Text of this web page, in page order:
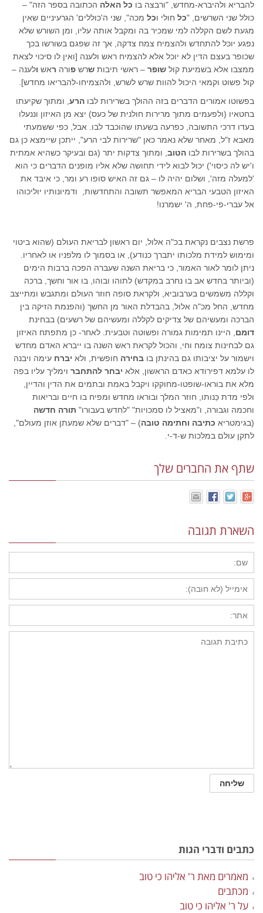
להבריא ולהיברא-מחדש, "ורבצה בו כל האלה הכתובה בספר הזה" –
כולל שני השרשים, "כל חולי וכל מכה", שני ה'כוללים' הגרעיניים שאין
מגעת לשם הקללה למי שמכיר בה ומקבל אותה עליו, ומן השורש שלא
נפגע יוכל להתחדש ולהצמיח צמח צדקה, אך זה שפגם בשורשו בכך
שכופר בעצם הדין לא יוכל אלא להצמיח ראש ולענה [ואין לו סיכוי לצאת
ממצבו אלא בשמיעת קול שופר – ראשי תיבות שרש פורה ראש ולענה –
קול פשוט וקמאי היכול להוות שרש לשרש, ולהצמיחו-להבריאו מחדש].
בפשוטו אמורים הדברים בזה ההולך בשרירות לבו הרע , ומתוך שקיעתו
בחטאיו (ולפעמים מתוך מרירות חולנית של כעס) יצא מן האיזון וננעלו
בעדו דרכי התשובה, כפרעה בשעתו שהוכבד לבו. אבל, כפי ששמעתי
מאבא ז"ל, מאחר שלא נאמר כאן "שרירות לבי הרע", ייתכן שיימצא כן גם
בהולך בשרירות לבו הטוב , ומתוך צדקות יתר (גם ובעיקר כשהיא אמתית
ו'יש לה כיסוי') יכול לבוא לידי תחושה שלא אליו מופנים הדברים כי הוא
'למעלה מזה', ושלום יהיה לו – גם זה האיש סופו רע ומר, כי איבד את
האיזון הטבעי הבריא המאפשר תשובה והתחדשות, ודמיונותיו יוליכוהו
אל עברי-פי-פחת, ה' ישמרנו!
פרשת נצבים נקראת בכ"ה אלול, יום ראשון לבריאת העולם (שהוא ביטוי
ומימוש למידת מלכותו יתברך כנודע), או בסמוך לו מלפניו או לאחריו.
ניתן לומר לאור האמור, כי בריאת השנה שעברה הפכה ברבות הימים
(וביותר בחדש אב בו נחרב במקדש) לתוהו ובוהו, בו אור וחשך, ברכה
וקללה משמשים בערבוביא, ולקראת סופה חוזר העולם ומתגבש ומתייצב
מחדש, החל מכ"ה אלול, בהבדלת האור מן החשך (והפנמת הזיקה בין
הברכה ומעשיהם של צדיקים לקללה ומעשיהם של רשעים) בבחינת
דומם , היינו תמימות גמורה ופשוטה וטבעית. לאחר- כן מתפתח האיזון
גם לבחינות צומח וחי, והכול לקראת ראש השנה בו ייברא האדם מחדש
וישמור על יציבותו גם בהינתן בו בחירה חופשית, ולא יברח עימה ויבנה
לו עלמא דפירודא כאדם הראשון, אלא יבחר להתחבר וימליך עליו בפה
מלא את בוראו-שופטו-מחוקקו ויקבל באמת ובתמים את הדין והדיין,
ולפי מדת כֵּנותו, חוזר המלך ובוראו מחדש ומפיח בו חיים ובריאות
וחכמה וגבורה, ו"מאציל לו סמכויות" "לחדש בעבורו" תורה חדשה
(בגימטריא כתיבה וחתימה טובה) – "דברים שלא שמעתן אוזן מעולם",
לתקן עולם במלכות ש-ד-י.
שתף את החברים שלך
השארת תגובה
כתבים ודברי הגות
מאמרים מאת ר' אליהו כי טוב
מכתבים
על ר' אליהו כי טוב